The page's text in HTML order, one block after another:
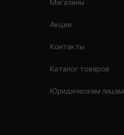
Магазины
Акции
Контакты
Каталог товаров
Юридическим лицам